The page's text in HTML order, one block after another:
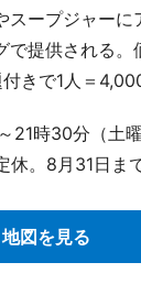
スープジャーに
で提供される。
きで1人＝4,000
21時30分（土
。8月31日まで
地図を見る